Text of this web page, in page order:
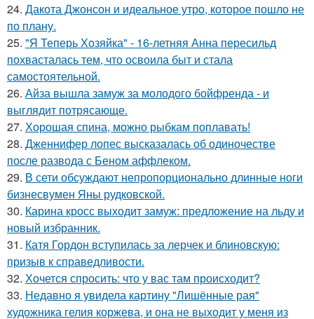
24. Дакота Джонсон и идеальное утро, которое пошло не
по плану.
25. "Я Теперь Хозяйка" - 16-летняя Анна пересильд
похвасталась тем, что освоила быт и стала
самостоятельной.
26. Айза вышла замуж за молодого бойфренда - и
выглядит потрясающе.
27. Хорошая спина, можно рыбкам поплавать!
28. Дженнифер лопес высказалась об одиночестве
после развода с Беном аффлеком.
29. В сети обсуждают непропорционально длинные ноги
бизнесвумен Яны рудковской.
30. Карина кросс выходит замуж: предложение на льду и
новый избранник.
31. Катя Гордон вступилась за лерчек и блиновскую:
призыв к справедливости.
32. Хочется спросить: что у вас там происходит?
33. Недавно я увидела картину "Лишённые рая"
художника гелия коржева, и она не выходит у меня из